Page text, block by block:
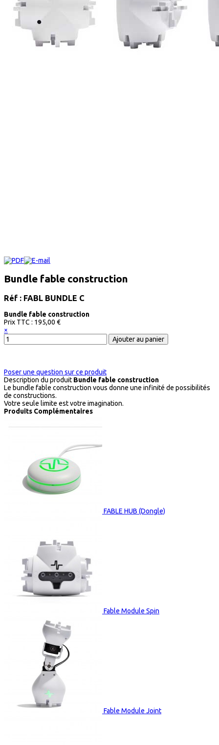
Bundle fable construction
Réf : FABL BUNDLE C
Bundle fable construction
Prix ​​TTC : 195,00 €
×
Poser une question sur ce produit
Description du produit Bundle fable construction
Le bundle fable construction vous donne une infinité de possibilités
de constructions.
Votre seule limite est votre imagination.
Produits Complémentaires
FABLE HUB (Dongle)
Fable Module Spin
Fable Module Joint